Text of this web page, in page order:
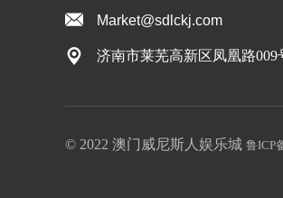
Market@sdlckj.com
济南市莱芜高新区凤凰路009
© 2022 澳门威尼斯人娱乐城 鲁ICP